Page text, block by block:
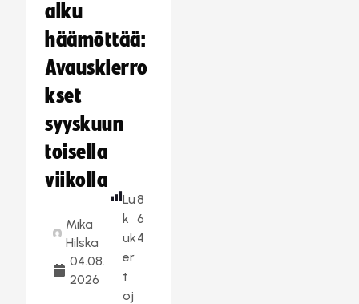
alku
häämöttää:
Avauskierro
kset
syyskuun
toisella
viikolla
Mika
Hilska
04.08.
2026
Lu
k
uk
er
t
oj
8
6
4